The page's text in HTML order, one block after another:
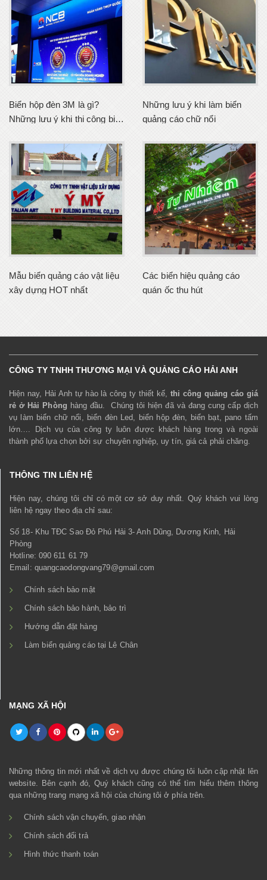
Biển hộp đèn 3M là gì?
Những lưu ý khi thi công biển
Những lưu ý khi làm biển
quảng cáo chữ nổi
Mẫu biển quảng cáo vật liệu
xây dựng HOT nhất
Các biển hiệu quảng cáo
quán ốc thu hút
CÔNG TY TNHH THƯƠNG MẠI VÀ QUẢNG CÁO HẢI ANH
Hiện nay, Hải Anh tự hào là công ty thiết kế, thi công quảng cáo giá
rẻ ở Hải Phòng hàng đầu. Chúng tôi hiện đã và đang cung cấp dịch
vụ làm biển chữ nổi, biển đèn Led, biển hộp đèn, biển bạt, pano tấm
lớn…. Dịch vụ của công ty luôn được khách hàng trong và ngoài
thành phố lựa chọn bởi sự chuyên nghiệp, uy tín, giá cả phải chăng.
THÔNG TIN LIÊN HỆ
Hiện nay, chúng tôi chỉ có một cơ sở duy nhất. Quý khách vui lòng
liên hệ ngay theo địa chỉ sau:
Số 18- Khu TĐC Sao Đỏ Phú Hải 3- Anh Dũng, Dương Kinh, Hải
Phòng
Hotline: 090 611 61 79
Email: quangcaodongvang79@gmail.com
Chính sách bảo mật
Chính sách bảo hành, bảo trì
Hướng dẫn đặt hàng
Làm biển quảng cáo tại Lê Chân
MẠNG XÃ HỘI
Những thông tin mới nhất về dịch vụ được chúng tôi luôn cập nhật lên
website. Bên cạnh đó, Quý khách cũng có thể tìm hiểu thêm thông
qua những trang mạng xã hội của chúng tôi ở phía trên.
Chính sách vận chuyển, giao nhận
Chính sách đổi trả
Hình thức thanh toán